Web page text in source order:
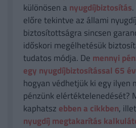
különösen a nyugdíjbiztosítás
előre tekintve az állami
biztosítottságra sincsen
időskori megélhetésük
tudatos módja. De mennyi
egy nyugdíjbiztosítással 65
hogyan védhetjük ki egy ilyen
pénzünk elértéktelenedését?
kaphatsz ebben a cikkben,
nyugdíj megtakarítás